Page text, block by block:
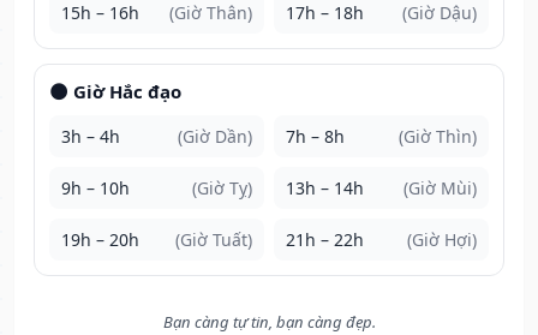
15h – 16h (Giờ Thân) 17h – 18h (Giờ Dậu)
🌑 Giờ Hắc đạo
3h – 4h (Giờ Dần) 7h – 8h (Giờ Thìn)
9h – 10h (Giờ Tỵ) 13h – 14h (Giờ Mùi)
19h – 20h (Giờ Tuất) 21h – 22h (Giờ Hợi)
Bạn càng tự tin, bạn càng đẹp.